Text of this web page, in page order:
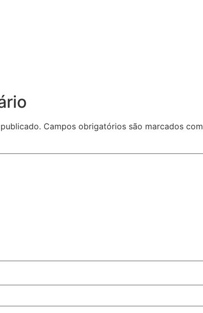
Campos obrigatórios são marcados com